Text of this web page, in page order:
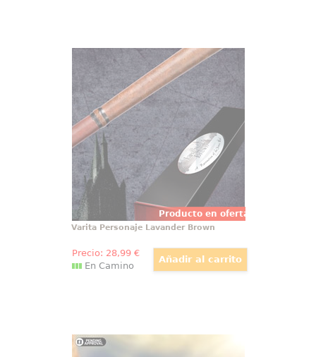
Producto en oferta
Varita Personaje Lavander Brown
Preciosa y realista réplica oficial
de la varita de Lavender Brown
con motivo de la película Harry
Potter, Las Reliquias de la Muerte
(Harry Potter and the Deathly
Hollow). Viene en caja de regalo.
Varita Personaje Lavander Brown
Precio: 28,99€
En Camino
Estatua 1/10 Deluxe Art Scale El rey